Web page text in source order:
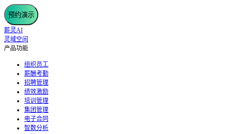
预约演示
薪灵AI
灵域空间
产品功能
组织员工
薪酬考勤
招聘管理
绩效激励
培训管理
集团管理
电子合同
智数分析